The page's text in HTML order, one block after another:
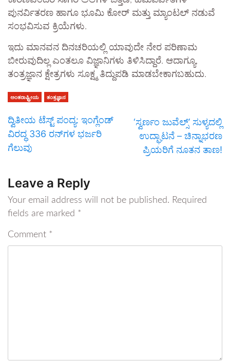
ಪುನರ್ವಿತರಣ ಹಾಗೂ ಭೂಮಿ ಕೋರ್ ಮತ್ತು ಮ್ಯಾಂಟಲ್ ನಡುವೆ
ಸಂಭವಿಸುವ ಕ್ರಿಯೆಗಳು.
ಇದು ಮಾನವನ ದಿನಚರಿಯಲ್ಲಿ ಯಾವುದೇ ನೇರ ಪರಿಣಾಮ
ಬೀರುವುದಿಲ್ಲ ಎಂತಲೂ ವಿಜ್ಞಾನಿಗಳು ತಿಳಿಸಿದ್ದಾರೆ. ಆದಾಗ್ಯೂ,
ತಂತ್ರಜ್ಞಾನ ಕ್ಷೇತ್ರಗಳು ಸೂಕ್ಷ್ಮ ತಿದ್ದುಪಡಿ ಮಾಡಬೇಕಾಗಬಹುದು.
ಅಂತರಾಷ್ಟ್ರೀಯ ತಂತ್ರಜ್ಞಾನ
ದ್ವಿತೀಯ ಟೆಸ್ಟ್ ಪಂದ್ಯ: ಇಂಗ್ಲೆಂಡ್
ವಿರದ್ಧ 336 ರನ್‌ಗಳ ಭರ್ಜರಿ
ಗೆಲುವು
‘ಸ್ವರ್ಣಂ ಜುವೆಲ್ಸ್’ ಸುಳ್ಯದಲ್ಲಿ
ಉದ್ಘಾಟನೆ – ಚಿನ್ನಾಭರಣ
ಪ್ರಿಯರಿಗೆ ನೂತನ ತಾಣ!
Leave a Reply
Your email address will not be published. Required
fields are marked *
Comment *